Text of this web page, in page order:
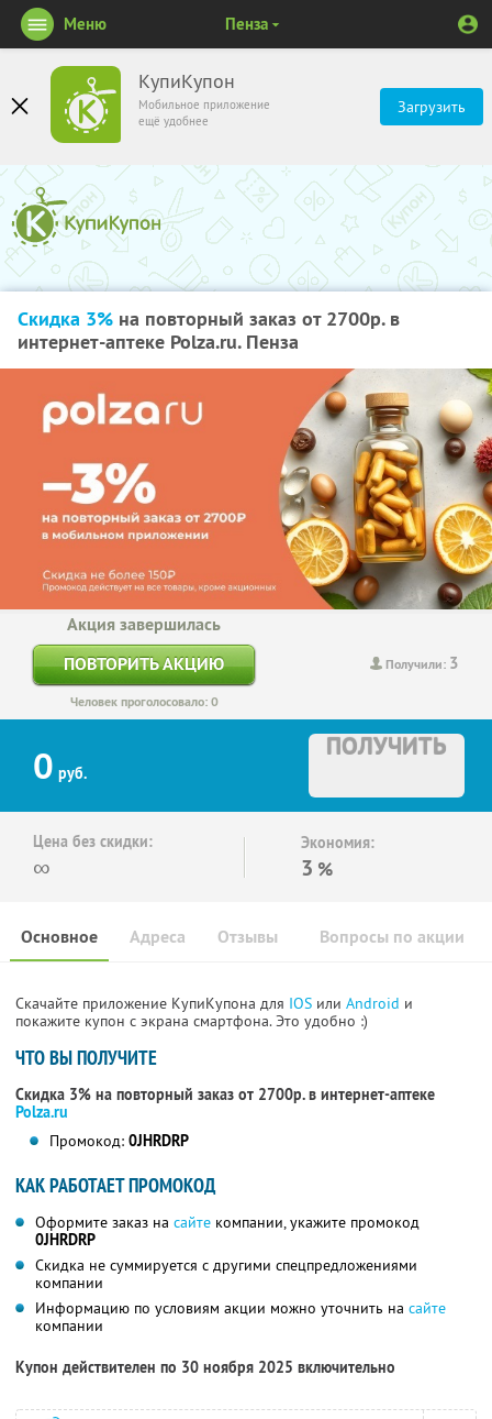
КупиКупон
Мобильное приложение
ещё удобнее
Загрузить
Меню Пенза
Скидка 3% на повторный заказ от 2700р. в
интернет-аптеке Polza.ru. Пенза
Получили: 3
Акция завершилась
ПОВТОРИТЬ АКЦИЮ
Человек проголосовало: 0
0 руб.
ПОЛУЧИТЬ
Цена без скидки:
∞
Экономия:
3 %
Основное Отзывы Вопросы по акции
Адреса
Скачайте приложение КупиКупона для IOS или Android и
покажите купон с экрана смартфона. Это удобно :)
ЧТО ВЫ ПОЛУЧИТЕ
Скидка 3% на повторный заказ от 2700р. в интернет-аптеке
Polza.ru
Промокод: 0JHRDRP
КАК РАБОТАЕТ ПРОМОКОД
Оформите заказ на сайте компании, укажите промокод
0JHRDRP
Скидка не суммируется с другими спецпредложениями
компании
Информацию по условиям акции можно уточнить на сайте
компании
Купон действителен по 30 ноября 2025 включительно